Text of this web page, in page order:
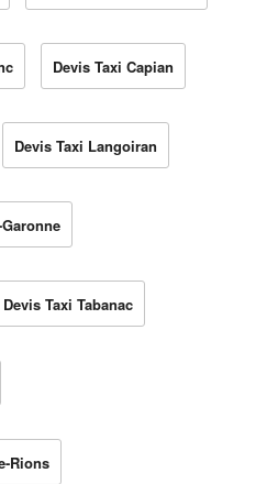
Devis Taxi Capian
Devis Taxi Langoiran
Devis Taxi Tabanac
Rions